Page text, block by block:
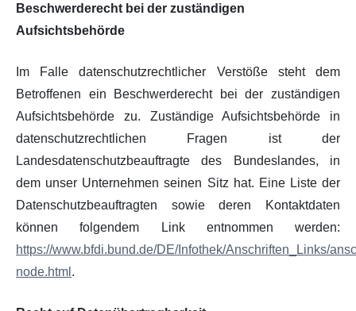
Beschwerderecht bei der zuständigen
Aufsichtsbehörde
Im Falle datenschutzrechtlicher Verstöße steht dem
Betroffenen ein Beschwerderecht bei der zuständigen
Aufsichtsbehörde zu. Zuständige Aufsichtsbehörde in
datenschutzrechtlichen Fragen ist der
Landesdatenschutzbeauftragte des Bundeslandes, in
dem unser Unternehmen seinen Sitz hat. Eine Liste der
Datenschutzbeauftragten sowie deren Kontaktdaten
können folgendem Link entnommen werden:
https://www.bfdi.bund.de/DE/Infothek/Anschriften_Links/
node.html .